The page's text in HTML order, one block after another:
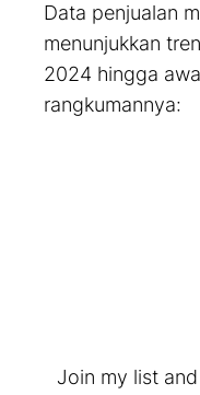
Data penjualan
menunjukkan
2024 hingga
rangkumannya:
Join my list